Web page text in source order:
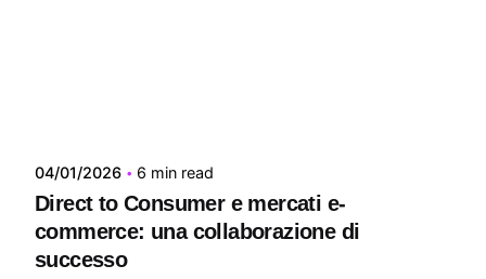
04/01/2026 6 min read
Direct to Consumer e mercati e-
commerce: una collaborazione di
successo